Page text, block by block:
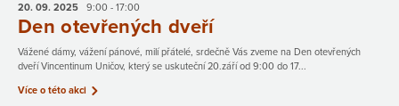
20. 09. 2025 9:00 - 17:00
Den otevřených dveří
Vážené dámy, vážení pánové, milí přátelé, srdečně Vás zveme na Den otevřených
dveří Vincentinum Uničov, který se uskuteční 20.září od 9:00 do 17...
Více o této akci